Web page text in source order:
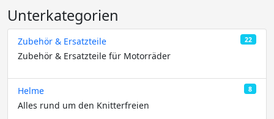
Unterkategorien
Zubehör & Ersatzteile 22
Zubehör & Ersatzteile für Motorräder
Helme 8
Alles rund um den Knitterfreien